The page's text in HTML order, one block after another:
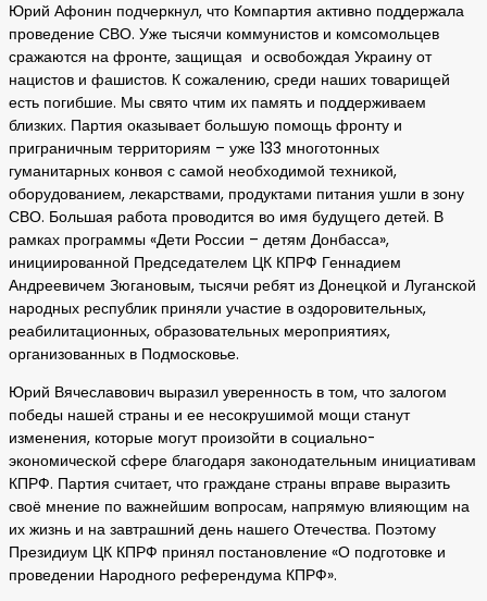
Юрий Афонин подчеркнул, что Компартия активно поддержала
проведение СВО. Уже тысячи коммунистов и комсомольцев
сражаются на фронте, защищая и освобождая Украину от
нацистов и фашистов. К сожалению, среди наших товарищей
есть погибшие. Мы свято чтим их память и поддерживаем
близких. Партия оказывает большую помощь фронту и
приграничным территориям – уже 133 многотонных
гуманитарных конвоя с самой необходимой техникой,
оборудованием, лекарствами, продуктами питания ушли в зону
СВО. Большая работа проводится во имя будущего детей. В
рамках программы «Дети России – детям Донбасса»,
инициированной Председателем ЦК КПРФ Геннадием
Андреевичем Зюгановым, тысячи ребят из Донецкой и Луганской
народных республик приняли участие в оздоровительных,
реабилитационных, образовательных мероприятиях,
организованных в Подмосковье.
Юрий Вячеславович выразил уверенность в том, что залогом
победы нашей страны и ее несокрушимой мощи станут
изменения, которые могут произойти в социально-
экономической сфере благодаря законодательным инициативам
КПРФ. Партия считает, что граждане страны вправе выразить
своё мнение по важнейшим вопросам, напрямую влияющим на
их жизнь и на завтрашний день нашего Отечества. Поэтому
Президиум ЦК КПРФ принял постановление «О подготовке и
проведении Народного референдума КПРФ».